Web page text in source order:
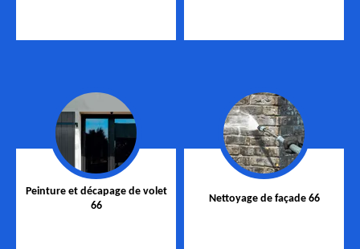
Peinture et décapage de volet
66
Nettoyage de façade 66